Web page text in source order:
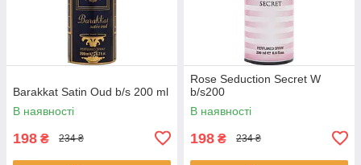
Barakkat Satin Oud b/s 200 ml
В наявності
198 ₴ 234 ₴
Rose Seduction Secret W
b/s200
В наявності
198 ₴ 234 ₴